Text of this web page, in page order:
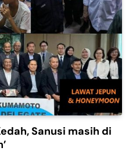
Sanusi masih di